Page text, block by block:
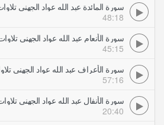
سورة المائدة عبد الله عواد الجهني
48:18
سورة الأنعام عبد الله عواد الجهني
45:15
سورة الأعراف عبد الله عواد الجهني
57:16
سورة الأنفال عبد الله عواد الجهني
20:40